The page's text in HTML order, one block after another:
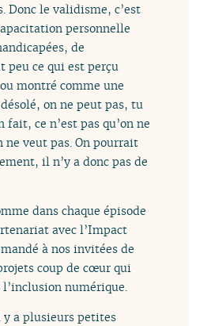
Donc le validisme, c’est
personnelle
de
peu ce qui est perçu
montré comme une
on ne peut pas, tu
ce n’est pas qu’on ne
ne veut pas. On pourrait
il n’y a donc pas de
dans chaque épisode
avec l’Impact
à nos invitées de
coup de cœur qui
numérique.
a plusieurs petites